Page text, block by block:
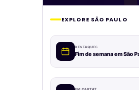
EXPLORE SÃO PAULO
DESTAQUES
Fim de semana em São
EM CARTAZ